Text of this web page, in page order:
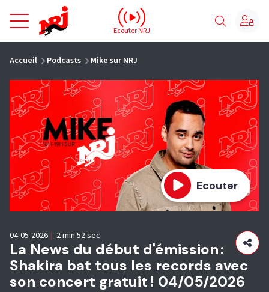
NRJ - Accueil
Ecouter NRJ
Accueil Podcasts Mike sur NRJ
Ecouter
La News du début d'émission :
Shakira bat tous les records avec
son concert gratuit ! 04/05/2026
04-05-2026 | 2 min 52 sec